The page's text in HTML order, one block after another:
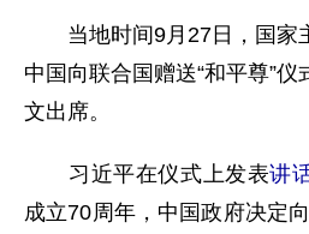
当地时间9月27日，国家
中国向联合国赠送“和平尊”
文出席。
习近平在仪式上发表讲
成立70周年，中国政府决定